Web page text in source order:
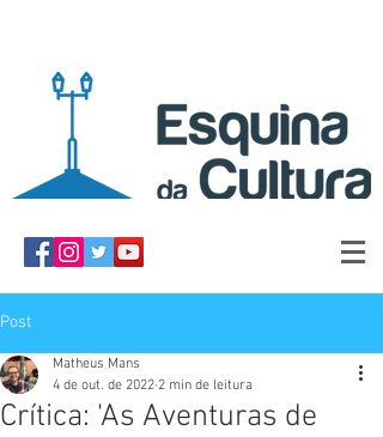
Post
Crítica: 'As Aventuras de
Matheus Mans
4 de out. de 2022 2 min de leitura